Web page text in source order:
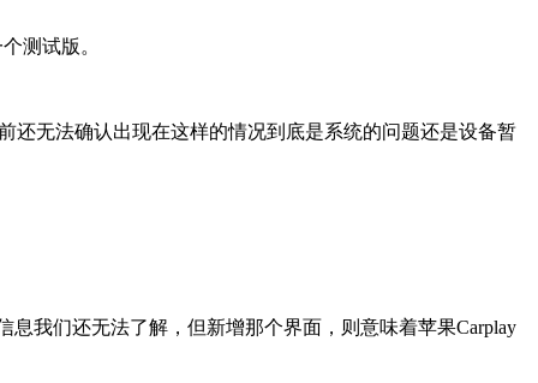
测试版。
还无法确认出现在这样的情况到底是系统的问题还是设备暂
息我们还无法了解，但新增那个界面，则意味着苹果Carplay